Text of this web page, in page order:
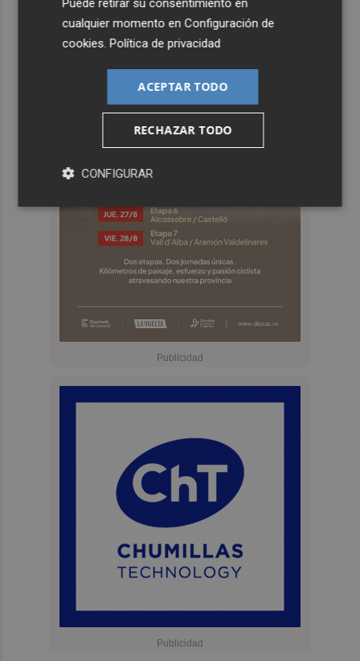
cualquier momento enConfiguración de
cookies .Política de privacidad
ACEPTAR TODO
RECHAZAR TODO
CONFIGURAR